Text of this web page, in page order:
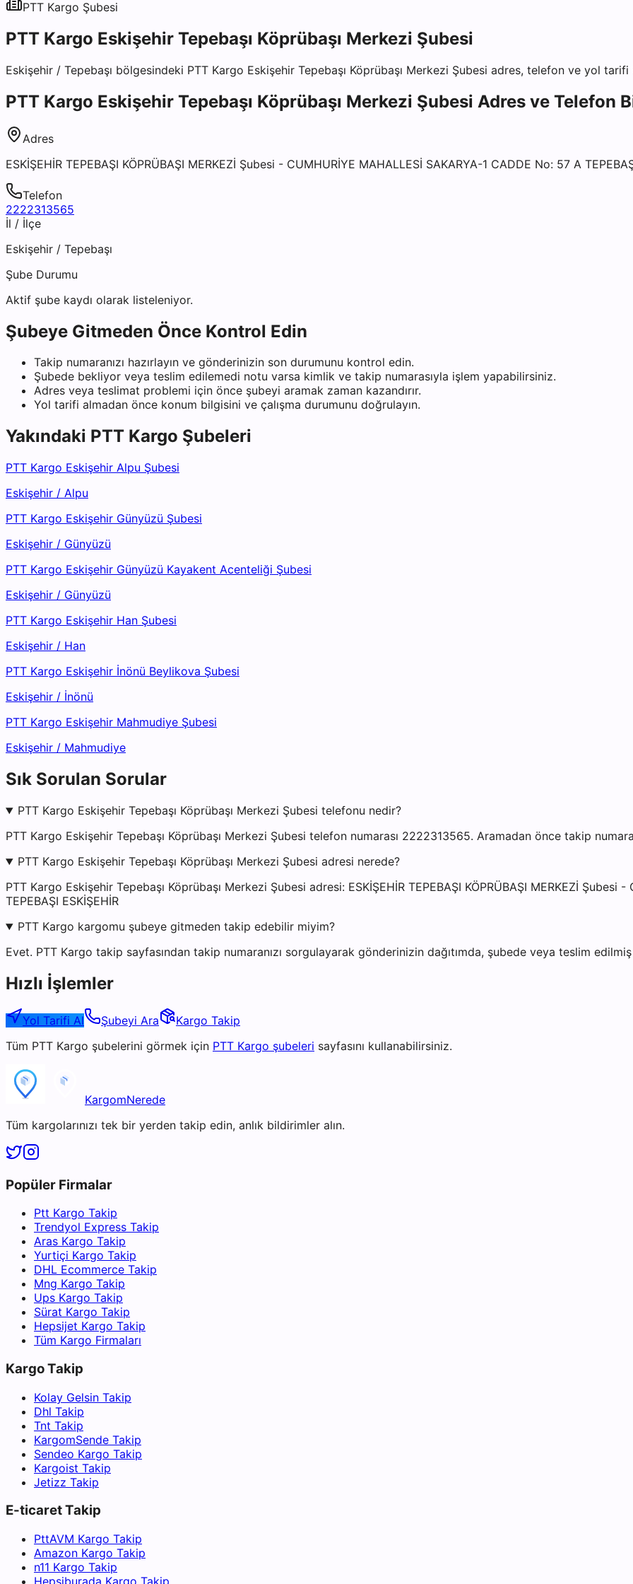
PTT Kargo Şubesi
PTT Kargo Eskişehir Tepebaşı Köprübaşı Merkezi Şubesi
Eskişehir / Tepebaşı bölgesindeki PTT Kargo Eskişehir Tepebaşı Köprübaşı Merkezi Şubesi adres, telefon ve yol
PTT Kargo Eskişehir Tepebaşı Köprübaşı Merkezi Şubesi Adres ve Telefon
Adres
ESKİŞEHİR TEPEBAŞI KÖPRÜBAŞI MERKEZİ Şubesi - CUMHURİYE MAHALLESİ SAKARYA-1 CADDE No: 57 A
Telefon
2222313565
İl / İlçe
Eskişehir / Tepebaşı
Şube Durumu
Aktif şube kaydı olarak listeleniyor.
Şubeye Gitmeden Önce Kontrol Edin
Takip numaranızı hazırlayın ve gönderinizin son durumunu kontrol edin.
Şubede bekliyor veya teslim edilemedi notu varsa kimlik ve takip numarasıyla işlem yapabilirsiniz.
Adres veya teslimat problemi için önce şubeyi aramak zaman kazandırır.
Yol tarifi almadan önce konum bilgisini ve çalışma durumunu doğrulayın.
Yakındaki PTT Kargo Şubeleri
PTT Kargo Eskişehir Alpu Şubesi
Eskişehir / Alpu
PTT Kargo Eskişehir Günyüzü Şubesi
Eskişehir / Günyüzü
PTT Kargo Eskişehir Günyüzü Kayakent Acenteliği Şubesi
Eskişehir / Günyüzü
PTT Kargo Eskişehir Han Şubesi
Eskişehir / Han
PTT Kargo Eskişehir İnönü Beylikova Şubesi
Eskişehir / İnönü
PTT Kargo Eskişehir Mahmudiye Şubesi
Eskişehir / Mahmudiye
Sık Sorulan Sorular
PTT Kargo Eskişehir Tepebaşı Köprübaşı Merkezi Şubesi telefonu nedir?
PTT Kargo Eskişehir Tepebaşı Köprübaşı Merkezi Şubesi telefon numarası 2222313565. Aramadan önce takip
PTT Kargo Eskişehir Tepebaşı Köprübaşı Merkezi Şubesi adresi nerede?
PTT Kargo Eskişehir Tepebaşı Köprübaşı Merkezi Şubesi adresi: ESKİŞEHİR TEPEBAŞI KÖPRÜBAŞI MERKEZİ Şubesi
TEPEBAŞI ESKİŞEHİR
PTT Kargo kargomu şubeye gitmeden takip edebilir miyim?
Evet. PTT Kargo takip sayfasından takip numaranızı sorgulayarak gönderinizin dağıtımda, şubede veya teslim
Hızlı İşlemler
Yol Tarifi Al Şubeyi Ara
Kargo Takip
Tüm PTT Kargo şubelerini görmek için PTT Kargo şubeleri sayfasını kullanabilirsiniz.
KargomNerede
Tüm kargolarınızı tek bir yerden takip edin, anlık bildirimler alın.
Popüler Firmalar
Ptt Kargo Takip
Trendyol Express Takip
Aras Kargo Takip
Yurtiçi Kargo Takip
DHL Ecommerce Takip
Mng Kargo Takip
Ups Kargo Takip
Sürat Kargo Takip
Hepsijet Kargo Takip
Tüm Kargo Firmaları
Kargo Takip
Kolay Gelsin Takip
Dhl Takip
Tnt Takip
KargomSende Takip
Sendeo Kargo Takip
Kargoist Takip
Jetizz Takip
E-ticaret Takip
PttAVM Kargo Takip
Amazon Kargo Takip
n11 Kargo Takip